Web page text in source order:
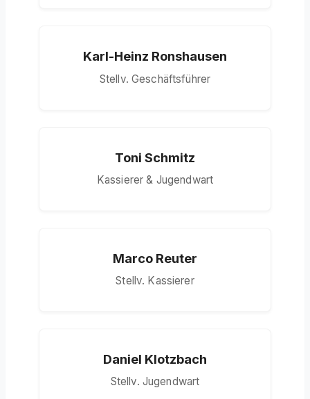
Karl-Heinz Ronshausen
Stellv. Geschäftsführer
Toni Schmitz
Kassierer & Jugendwart
Marco Reuter
Stellv. Kassierer
Daniel Klotzbach
Stellv. Jugendwart